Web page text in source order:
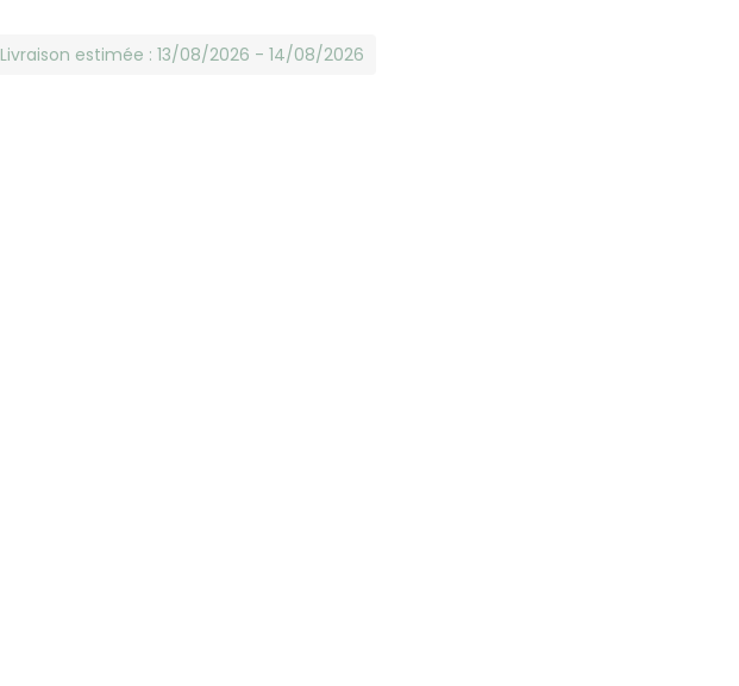
Livraison estimée : 13/08/2026 - 14/08/2026